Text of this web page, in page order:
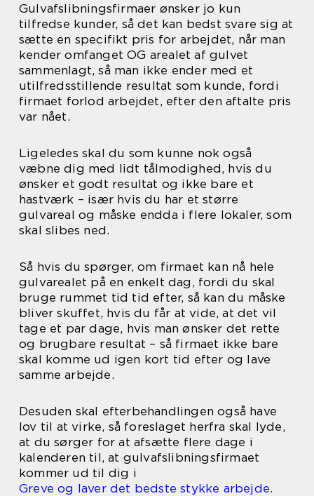
Gulvafslibningsfirmaer ønsker jo kun
tilfredse kunder, så det kan bedst svare sig at
sætte en specifikt pris for arbejdet, når man
kender omfanget OG arealet af gulvet
sammenlagt, så man ikke ender med et
utilfredsstillende resultat som kunde, fordi
firmaet forlod arbejdet, efter den aftalte pris
var nået.
Ligeledes skal du som kunne nok også
væbne dig med lidt tålmodighed, hvis du
ønsker et godt resultat og ikke bare et
hastværk – især hvis du har et større
gulvareal og måske endda i flere lokaler, som
skal slibes ned.
Så hvis du spørger, om firmaet kan nå hele
gulvarealet på en enkelt dag, fordi du skal
bruge rummet tid tid efter, så kan du måske
bliver skuffet, hvis du får at vide, at det vil
tage et par dage, hvis man ønsker det rette
og brugbare resultat – så firmaet ikke bare
skal komme ud igen kort tid efter og lave
samme arbejde.
Desuden skal efterbehandlingen også have
lov til at virke, så foreslaget herfra skal lyde,
at du sørger for at afsætte flere dage i
kalenderen til, at gulvafslibningsfirmaet
kommer ud til dig i
Greve og laver det bedste stykke arbejde.